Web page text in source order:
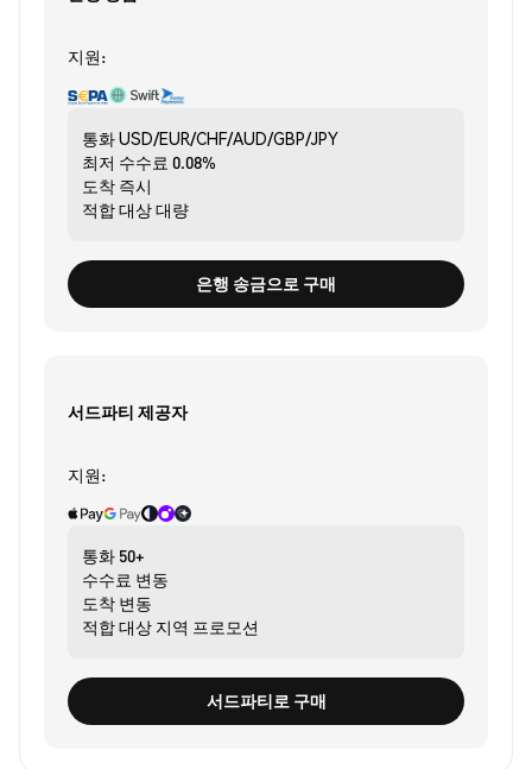
지원:
통화USD/EUR/CHF/AUD/GBP/JPY
최저 수수료 0.08%
도착 즉시
적합 대상대량
은행 송금으로 구매
서드파티 제공자
지원:
통화 50+
수수료 변동
도착 변동
적합 대상 지역 프로모션
서드파티로 구매